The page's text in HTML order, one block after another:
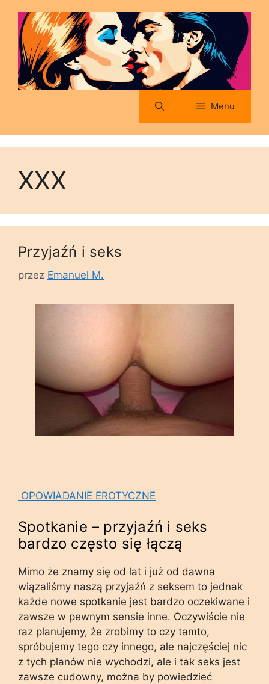
treści
Menu
XXX
Przyjaźń i seks
przez Emanuel M.
OPOWIADANIE EROTYCZNE
Spotkanie – przyjaźń i seks
bardzo często się łączą
Mimo że znamy się od lat i już od dawna
wiązaliśmy naszą przyjaźń z seksem to jednak
każde nowe spotkanie jest bardzo oczekiwane i
zawsze w pewnym sensie inne. Oczywiście nie
raz planujemy, że zrobimy to czy tamto,
spróbujemy tego czy innego, ale najczęściej nic
z tych planów nie wychodzi, ale i tak seks jest
zawsze cudowny, można by powiedzieć